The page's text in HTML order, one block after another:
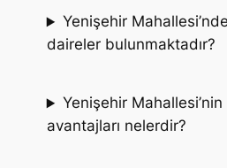
Yenişehir
daireler bulunmaktadır?
Yenişehir
avantajları nelerdir?